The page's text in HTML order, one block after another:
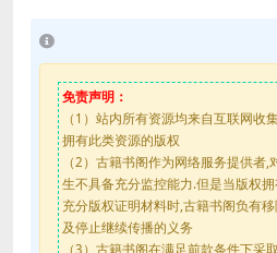
免责声明：
（1）站内所有资源均来自互联网收
拥有此类资源的版权
（2）古籍书阁作为网络服务提供者
生不具备充分监控能力.但是当版权
充分版权证明材料时,古籍书阁负有
及停止继续传播的义务
（3）古籍书阁在满足前款条件下采